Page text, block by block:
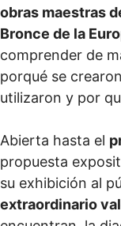
obras maestras
Bronce de la
comprender de
porqué se
utilizaron y por
Abierta hasta el
propuesta
su exhibición al
extraordinario